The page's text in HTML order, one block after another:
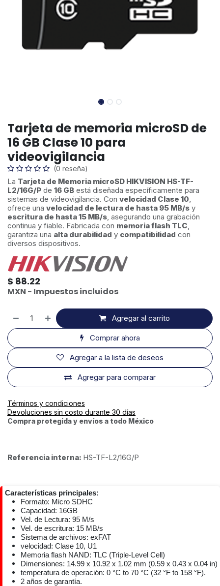
Tarjeta de memoria microSD de
16 GB Clase 10 para
videovigilancia
(0 reseña)
La Tarjeta de Memoria microSD HIKVISION HS-TF-
L2/16G/P de 16 GB está diseñada específicamente para
sistemas de videovigilancia. Con velocidad Clase 10,
ofrece una velocidad de lectura de hasta 95 MB/s y
escritura de hasta 15 MB/s, asegurando una grabación
continua y fiable. Fabricada con memoria flash TLC,
garantiza una alta durabilidad y compatibilidad con
diversos dispositivos.
$ 88.22
MXN - Impuestos incluidos
Agregar al carrito
Comprar ahora
Agregar para comparar
Agregar a la lista de deseos
Términos y condiciones
Devoluciones sin costo durante 30 días
Compra protegida y envíos a todo México
Referencia interna: HS-TF-L2/16G/P
Características principales:
Formato: Micro SDHC
Capacidad: 16GB
Vel. de Lectura: 95 M/s
Vel. de escritura: 15 MB/s
Sistema de archivos: exFAT
velocidad: Clase 10, U1
Memoria flash NAND: TLC (Triple-Level Cell)
Dimensiones: 14.99 x 10.92 x 1.02 mm (0.59 x 0.43 x 0.04 in)
temperatura de operación: 0 °C to 70 °C (32 °F to 158 °F).
2 años de garantía.